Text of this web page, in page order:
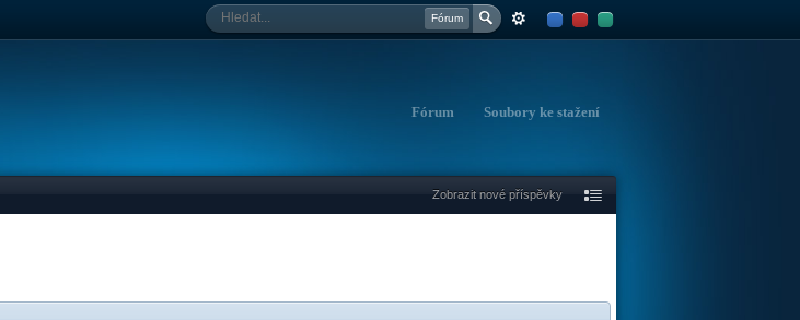
Fórum
Fórum Soubory ke stažení
Zobrazit nové příspěvky